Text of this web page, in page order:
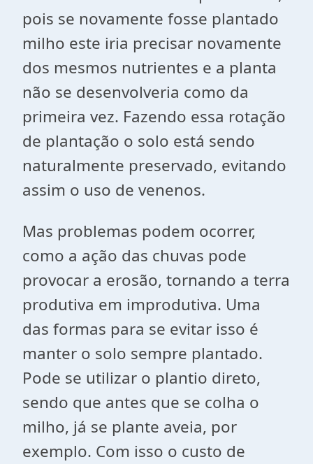
pois se novamente fosse plantado
milho este iria precisar novamente
dos mesmos nutrientes e a planta
não se desenvolveria como da
primeira vez. Fazendo essa rotação
de plantação o solo está sendo
naturalmente preservado, evitando
assim o uso de venenos.
Mas problemas podem ocorrer,
como a ação das chuvas pode
provocar a erosão, tornando a terra
produtiva em improdutiva. Uma
das formas para se evitar isso é
manter o solo sempre plantado.
Pode se utilizar o plantio direto,
sendo que antes que se colha o
milho, já se plante aveia, por
exemplo. Com isso o custo de